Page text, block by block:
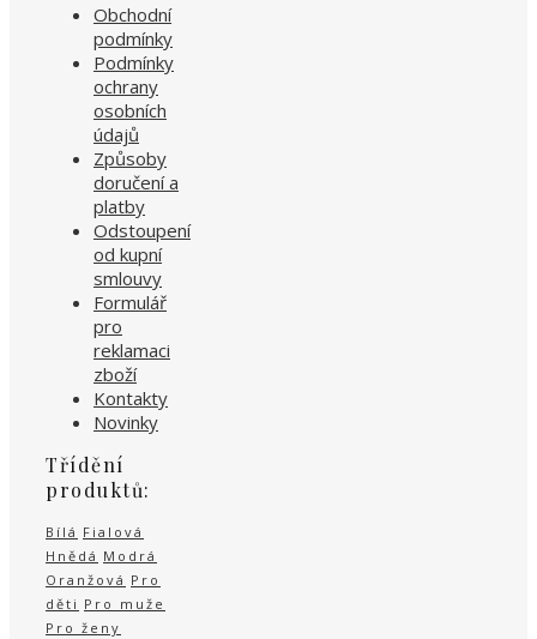
Obchodní
podmínky
Podmínky
ochrany
osobních
údajů
Způsoby
doručení a
platby
Odstoupení
od kupní
smlouvy
Formulář
pro
reklamaci
zboží
Kontakty
Novinky
Třídění
produktů:
Bílá Fialová
Hnědá Modrá
Oranžová Pro
děti Pro muže
Pro ženy